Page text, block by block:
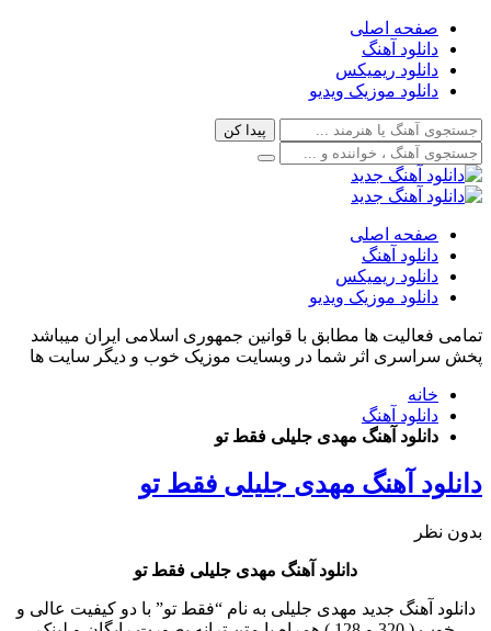
صفحه اصلی
دانلود آهنگ
دانلود ریمیکس
دانلود موزیک ویدیو
صفحه اصلی
دانلود آهنگ
دانلود ریمیکس
دانلود موزیک ویدیو
تمامی فعالیت ها مطابق با قوانین جمهوری اسلامی ایران میباشد
پخش سراسری اثر شما در وبسایت موزیک خوب و دیگر سایت ها
خانه
دانلود آهنگ
دانلود آهنگ مهدی جلیلی فقط تو
دانلود آهنگ مهدی جلیلی فقط تو
بدون نظر
دانلود آهنگ مهدی جلیلی فقط تو
دانلود آهنگ جدید مهدی جلیلی به نام “فقط تو” با دو کیفیت عالی و